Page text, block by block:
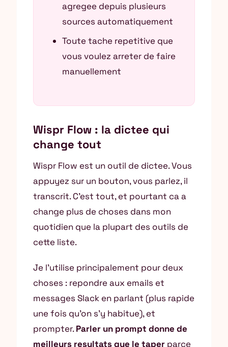
agregee depuis plusieurs
sources automatiquement
Toute tache repetitive que
vous voulez arreter de faire
manuellement
Wispr Flow : la dictee qui
change tout
Wispr Flow est un outil de dictee. Vous
appuyez sur un bouton, vous parlez, il
transcrit. C’est tout, et pourtant ca a
change plus de choses dans mon
quotidien que la plupart des outils de
cette liste.
Je l’utilise principalement pour deux
choses : repondre aux emails et
messages Slack en parlant (plus rapide
une fois qu’on s’y habitue), et
prompter.Parler un prompt donne de
meilleurs resultats que le taper parce